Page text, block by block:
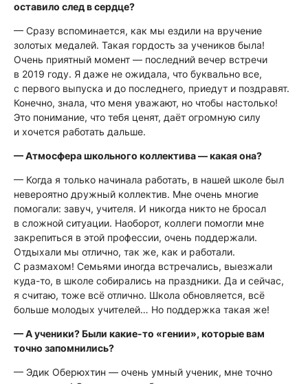
оставило след в сердце?
— Сразу вспоминается, как мы ездили на вручение
золотых медалей. Такая гордость за учеников была!
Очень приятный момент — последний вечер встречи
в 2019 году. Я даже не ожидала, что буквально все,
с первого выпуска и до последнего, приедут и поздравят.
Конечно, знала, что меня уважают, но чтобы настолько!
Это понимание, что тебя ценят, даёт огромную силу
и хочется работать дальше.
— Атмосфера школьного коллектива — какая она?
— Когда я только начинала работать, в нашей школе был
невероятно дружный коллектив. Мне очень многие
помогали: завуч, учителя. И никогда никто не бросал
в сложной ситуации. Наоборот, коллеги помогли мне
закрепиться в этой профессии, очень поддержали.
Отдыхали мы отлично, так же, как и работали.
С размахом! Семьями иногда встречались, выезжали
куда-то, в школе собирались на праздники. Да и сейчас,
я считаю, тоже всё отлично. Школа обновляется, всё
больше молодых учителей… Но поддержка такая же!
— А ученики? Были какие-то «гении», которые вам
точно запомнились?
— Эдик Оберюхтин — очень умный ученик, мне точно